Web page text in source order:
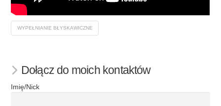
WYPEŁNIANIE BŁYSKAWICZNE
Dołącz do moich kontaktów
Imię/Nick